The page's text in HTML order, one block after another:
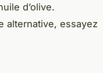
d’olive.
alternative, essayez